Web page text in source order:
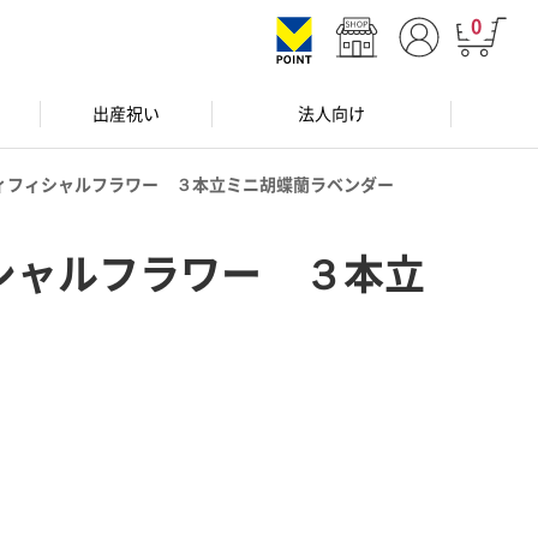
0
出産祝い 法人向け
フィシャルフラワー ３本立ミニ胡蝶蘭ラベンダー
ャルフラワー ３本立